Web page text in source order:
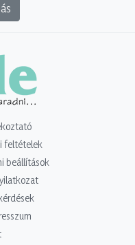
feltételek
beállítások